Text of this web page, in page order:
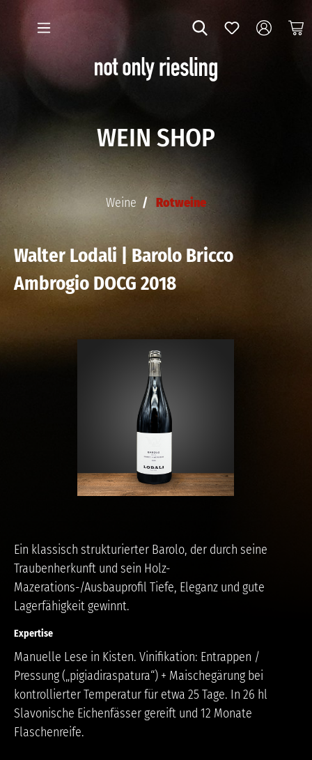
WEIN SHOP
Weine Rotweine
Walter Lodali | Barolo Bricco
Ambrogio DOCG 2018
Ein klassisch strukturierter Barolo, der durch seine
Traubenherkunft und sein Holz-
Mazerations-/Ausbauprofil Tiefe, Eleganz und gute
Lagerfähigkeit gewinnt.
Expertise
Manuelle Lese in Kisten. Vinifikation: Entrappen /
Pressung („pigiadiraspatura“) + Maischegärung bei
kontrollierter Temperatur für etwa 25 Tage. In 26 hl
Slavonische Eichenfässer gereift und 12 Monate
Flaschenreife.